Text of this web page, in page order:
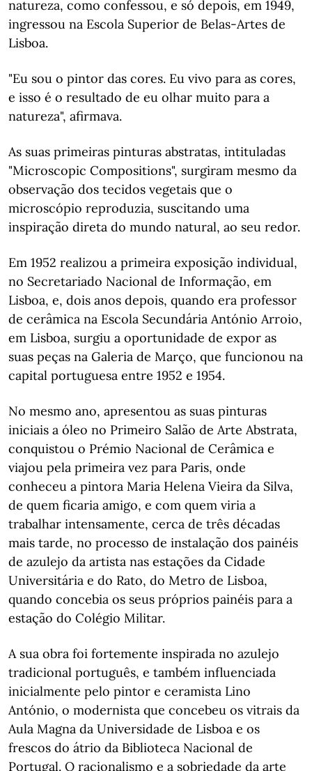
natureza, como confessou, e só depois, em 1949,
ingressou na Escola Superior de Belas-Artes de
Lisboa.
"Eu sou o pintor das cores. Eu vivo para as cores,
e isso é o resultado de eu olhar muito para a
natureza", afirmava.
As suas primeiras pinturas abstratas, intituladas
"Microscopic Compositions", surgiram mesmo da
observação dos tecidos vegetais que o
microscópio reproduzia, suscitando uma
inspiração direta do mundo natural, ao seu redor.
Em 1952 realizou a primeira exposição individual,
no Secretariado Nacional de Informação, em
Lisboa, e, dois anos depois, quando era professor
de cerâmica na Escola Secundária António Arroio,
em Lisboa, surgiu a oportunidade de expor as
suas peças na Galeria de Março, que funcionou na
capital portuguesa entre 1952 e 1954.
No mesmo ano, apresentou as suas pinturas
iniciais a óleo no Primeiro Salão de Arte Abstrata,
conquistou o Prémio Nacional de Cerâmica e
viajou pela primeira vez para Paris, onde
conheceu a pintora Maria Helena Vieira da Silva,
de quem ficaria amigo, e com quem viria a
trabalhar intensamente, cerca de três décadas
mais tarde, no processo de instalação dos painéis
de azulejo da artista nas estações da Cidade
Universitária e do Rato, do Metro de Lisboa,
quando concebia os seus próprios painéis para a
estação do Colégio Militar.
A sua obra foi fortemente inspirada no azulejo
tradicional português, e também influenciada
inicialmente pelo pintor e ceramista Lino
António, o modernista que concebeu os vitrais da
Aula Magna da Universidade de Lisboa e os
frescos do átrio da Biblioteca Nacional de
Portugal. O racionalismo e a sobriedade da arte